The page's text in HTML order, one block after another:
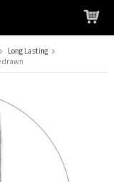
gelegt
Long Lasting
drawn